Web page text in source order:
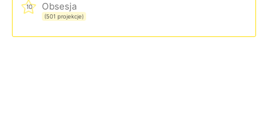
10 Obsesja
(501 projekcje)